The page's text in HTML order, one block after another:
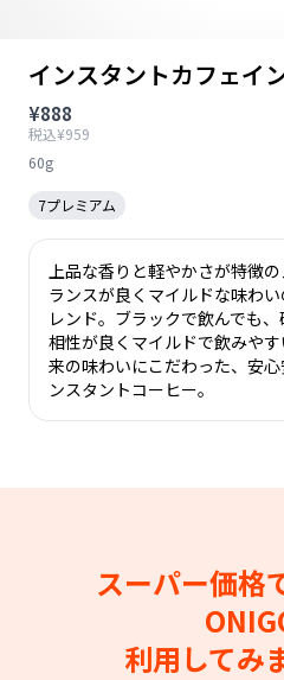
インスタントカフェイ
¥888
税込¥959
60g
7プレミアム
上品な香りと軽やかさが特徴
ランスが良くマイルドな味わ
レンド。ブラックで飲んでも、
相性が良くマイルドで飲みや
来の味わいにこだわった、安
ンスタントコーヒー。
スーパー価格
利用してみ